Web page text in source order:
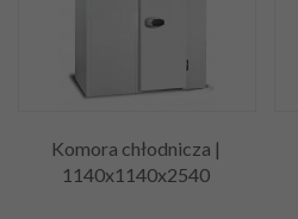
Komora chłodnicza |
1140x1140x2540